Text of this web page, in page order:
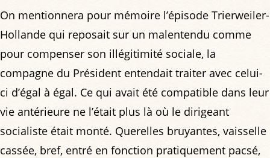
On mentionnera pour mémoire l’épisode Trierweiler-
Hollande qui reposait sur un malentendu comme
pour compenser son illégitimité sociale, la
compagne du Président entendait traiter avec celui-
ci d’égal à égal. Ce qui avait été compatible dans leur
vie antérieure ne l’était plus là où le dirigeant
socialiste était monté. Querelles bruyantes, vaisselle
cassée, bref, entré en fonction pratiquement pacsé,